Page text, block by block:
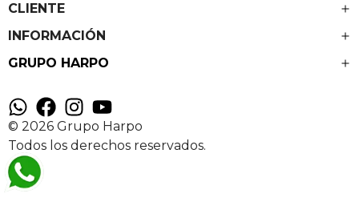
CLIENTE
INFORMACIÓN
GRUPO HARPO
© 2026 Grupo Harpo
Todos los derechos reservados.